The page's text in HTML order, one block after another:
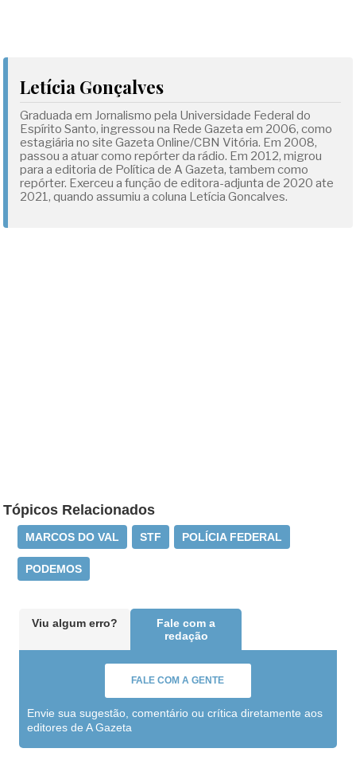
Letícia Gonçalves
Graduada em Jornalismo pela Universidade Federal do
Espírito Santo, ingressou na Rede Gazeta em 2006, como
estagiária no site Gazeta Online/CBN Vitória. Em 2008,
passou a atuar como repórter da rádio. Em 2012, migrou
para a editoria de Política de A Gazeta, tambem como
repórter. Exerceu a função de editora-adjunta de 2020 ate
2021, quando assumiu a coluna Letícia Goncalves.
Tópicos Relacionados
MARCOS DO VAL STF POLÍCIA FEDERAL
PODEMOS
Viu algum erro?
Fale com a
redação
FALE COM A GENTE
Envie sua sugestão, comentário ou crítica diretamente aos
editores de A Gazeta